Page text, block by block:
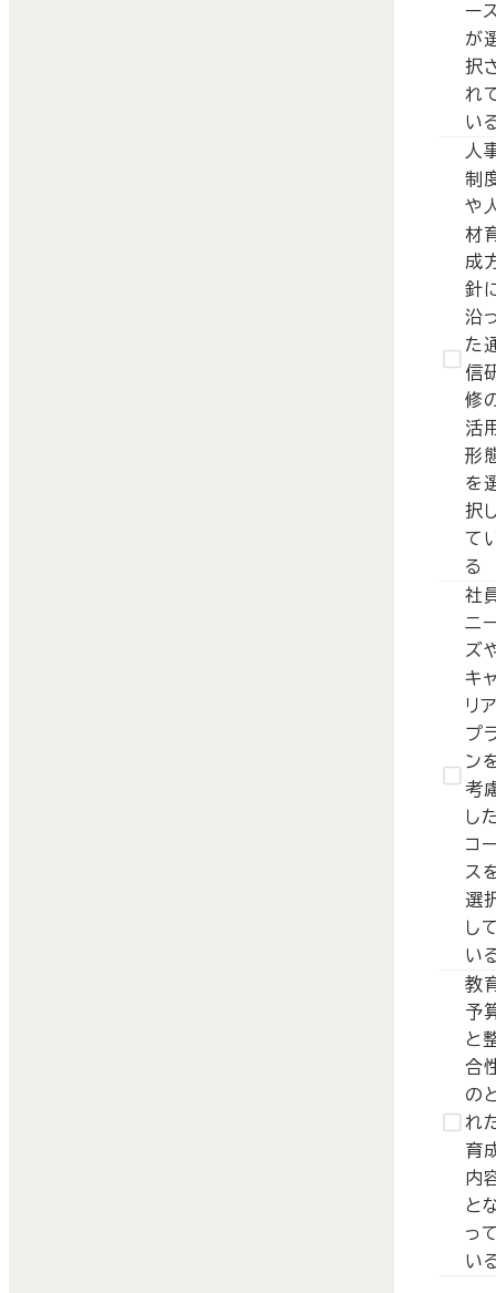
ー
が
択
れ
い
人
制
や
材
成
針
沿
た
信
修
活
形
を
択
て
る
社
ニ
ズ
キ
リア
プ
ン
考
し
コ
ス
選
し
い
教
予
と
合
の
れ
育
内
と
っ
い